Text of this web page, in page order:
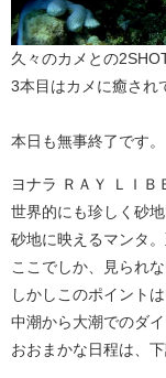
久々のカメとの
3本目はカメに癒され
本日も無事終了です。
ヨナラ ＲＡＹ ＬＩＢ
世界的にも珍しく砂
砂地に映えるマンタ
ここでしか、見られな
しかしこのポイント
中潮から大潮でのダ
おおまかな日程は、